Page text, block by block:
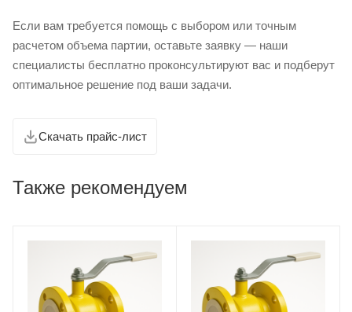
Если вам требуется помощь с выбором или точным
расчетом объема партии, оставьте заявку — наши
специалисты бесплатно проконсультируют вас и подберут
оптимальное решение под ваши задачи.
Скачать прайс-лист
Также рекомендуем